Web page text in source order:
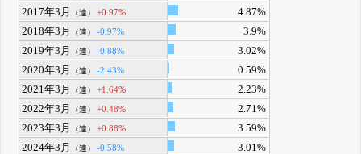
2017年3月
（連） +0.97%
4.87%
2018年3月
（連） -0.97%
3.9%
2019年3月
（連） -0.88%
3.02%
2020年3月
（連） -2.43%
0.59%
2021年3月
（連） +1.64%
2.23%
2022年3月
（連） +0.48%
2.71%
2023年3月
（連） +0.88%
3.59%
2024年3月
（連） -0.58%
3.01%